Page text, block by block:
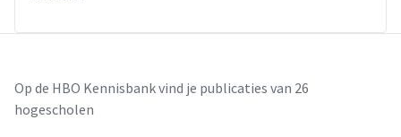
Op de HBO Kennisbank vind je publicaties van 26
hogescholen